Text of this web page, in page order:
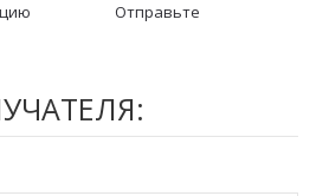
Отправьте